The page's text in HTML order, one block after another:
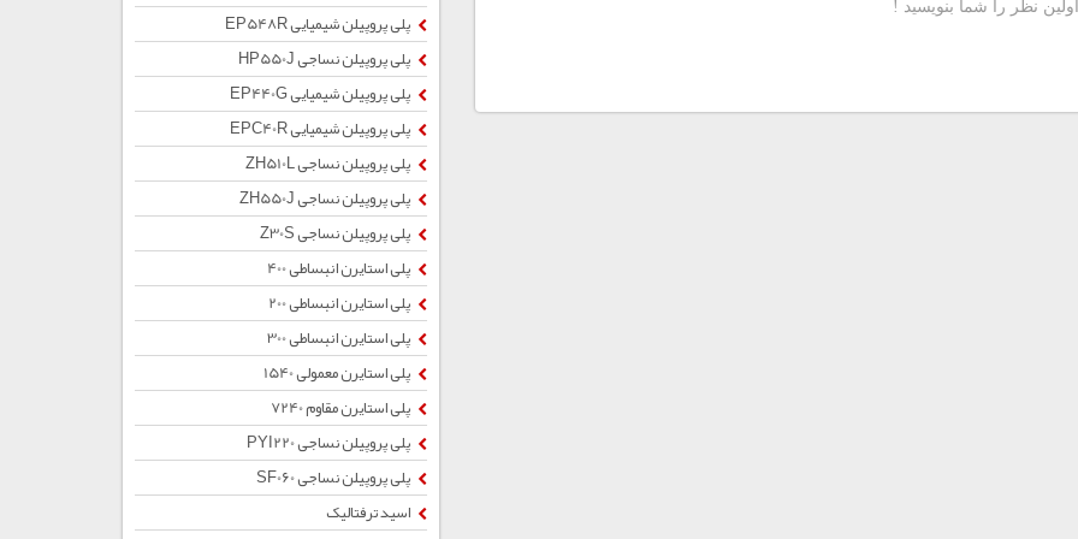
پلی پروپیلن شیمیایی EP548R
پلی پروپیلن نساجی HP550J
پلی پروپیلن شیمیایی EP440G
پلی پروپیلن شیمیایی EPC40R
پلی پروپیلن نساجی ZH510L
پلی پروپیلن نساجی ZH550J
پلی پروپیلن نساجی Z30S
پلی استایرن انبساطی 400
پلی استایرن انبساطی 200
پلی استایرن انبساطی 300
پلی استایرن معمولی 1540
پلی استایرن مقاوم 7240
پلی پروپیلن نساجی PYI220
پلی پروپیلن نساجی SF060
اسید ترفتالیک